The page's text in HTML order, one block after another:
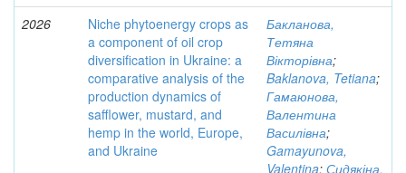
2026
Niche phytoenergy crops as
a component of oil crop
diversification in Ukraine: a
comparative analysis of the
production dynamics of
safflower, mustard, and
hemp in the world, Europe,
and Ukraine
Бакланова,
Тетяна
Вікторівна;
Baklanova, Tetiana;
Гамаюнова,
Валентина
Василівна;
Gamayunova,
Valentina; Сидякіна,